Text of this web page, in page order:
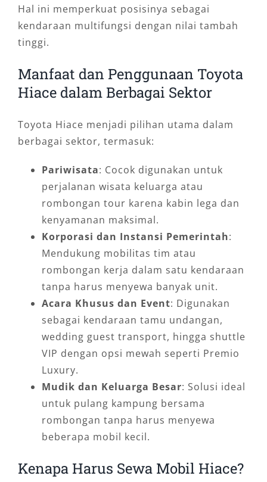
Hal ini memperkuat posisinya sebagai
kendaraan multifungsi dengan nilai tambah
tinggi.
Manfaat dan Penggunaan Toyota
Hiace dalam Berbagai Sektor
Toyota Hiace menjadi pilihan utama dalam
berbagai sektor, termasuk:
Pariwisata: Cocok digunakan untuk
perjalanan wisata keluarga atau
rombongan tour karena kabin lega dan
kenyamanan maksimal.
Korporasi dan Instansi Pemerintah:
Mendukung mobilitas tim atau
rombongan kerja dalam satu kendaraan
tanpa harus menyewa banyak unit.
Acara Khusus dan Event: Digunakan
sebagai kendaraan tamu undangan,
wedding guest transport, hingga shuttle
VIP dengan opsi mewah seperti Premio
Luxury.
Mudik dan Keluarga Besar: Solusi ideal
untuk pulang kampung bersama
rombongan tanpa harus menyewa
beberapa mobil kecil.
Kenapa Harus Sewa Mobil Hiace?